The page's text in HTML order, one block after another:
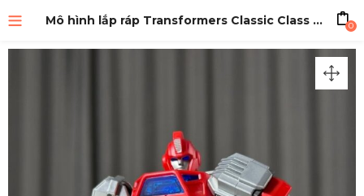
Mô hình lắp ráp Transformers Classic Class 19 Transformers One Ironhide 0